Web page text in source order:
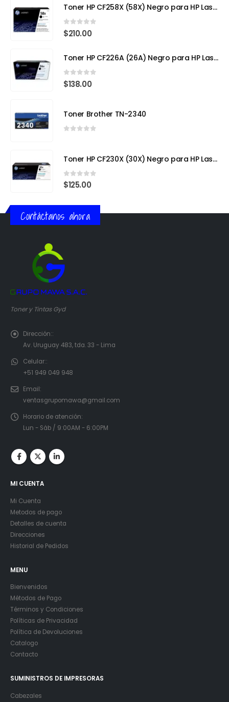
Toner HP CF258X (58X) Negro para HP LaserJet Pro
0 out of 5
$210.00
Toner HP CF226A (26A) Negro para HP LaserJet Pro M402
0out of 5
$138.00
Toner Brother TN-2340
Toner HP CF230X (30X) Negro para HP LaserJet Pro
0out of 5
$125.00
Contáctanos ahora
Toner y Tintas Gyd
Dirección::
Av. Uruguay 483, tda. 33 - Lima
Celular::
+51 949 049 948
Email:
ventasgrupomawa@gmail.com
Horario de atención:
Lun - Sáb / 9:00AM - 6:00PM
MI CUENTA
Mi Cuenta
Metodos de pago
Detalles de cuenta
Direcciones
Historial de Pedidos
MENU
Bienvenidos
Métodos de Pago
Términos y Condiciones
Políticas de Privacidad
Política de Devoluciones
Catalogo
Contacto
SUMINISTROS DE IMPRESORAS
Cabezales